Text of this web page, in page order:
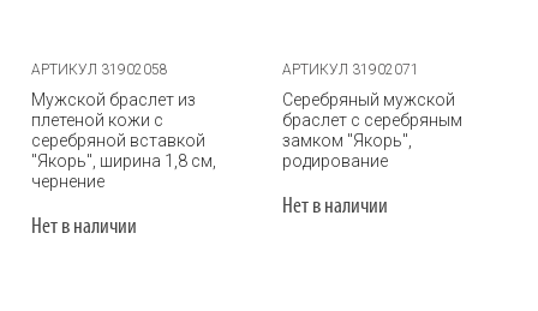
АРТИКУЛ 31902058
Мужской браслет из
плетеной кожи с
серебряной вставкой
"Якорь", ширина 1,8 см,
чернение
Нет в наличии
АРТИКУЛ 31902071
Серебряный мужской
браслет с серебряным
замком "Якорь",
родирование
Нет в наличии